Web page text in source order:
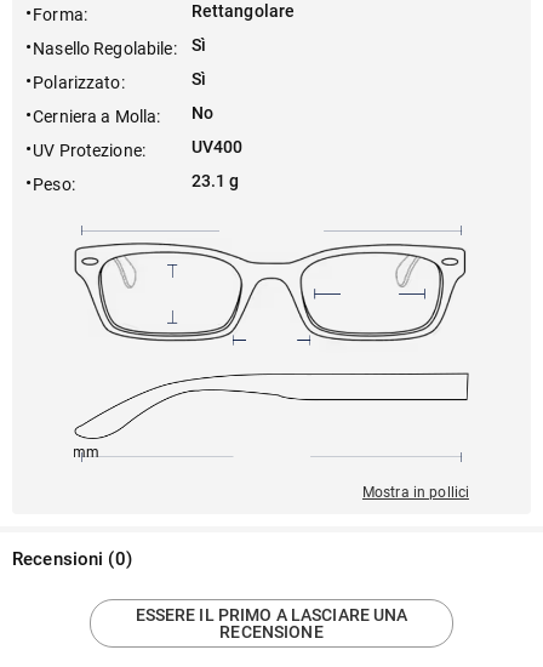
Forma:
Rettangolare
Nasello Regolabile:
Sì
Polarizzato:
Sì
Cerniera a Molla:
No
UV Protezione:
UV400
Peso: 23.1 g
145mm
Mostra in pollici
Recensioni (0)
ESSERE IL PRIMO A LASCIARE UNA
RECENSIONE